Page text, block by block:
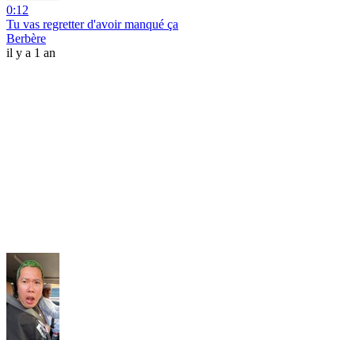
0:12
Tu vas regretter d'avoir manqué ça
Berbère
il y a 1 an